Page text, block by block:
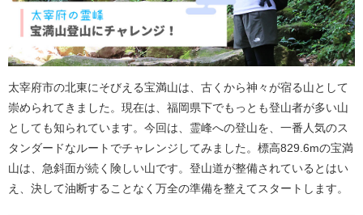
太宰府市の北東にそびえる宝満山は、古くから神々が宿る山として
崇められてきました。現在は、福岡県下でもっとも登山者が多い山
としても知られています。今回は、霊峰への登山を、一番人気のス
タンダードなルートでチャレンジしてみました。標高829.6mの宝満
山は、急斜面が続く険しい山です。登山道が整備されているとはい
え、決して油断することなく万全の準備を整えてスタートします。